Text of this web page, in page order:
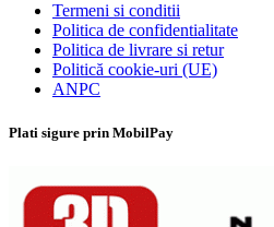
Termeni si conditii
Politica de confidentialitate
Politica de livrare si retur
Politică cookie-uri (UE)
ANPC
Plati sigure prin MobilPay